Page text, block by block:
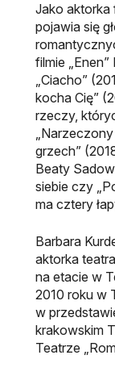
Jako aktorka
pojawia się
filmie
„Ciacho”
kocha Cię”
rzeczy,
grzech”
Beaty
siebie czy
ma cztery
Barbara
aktorka
na etacie w
2010 roku w
w
krakowskim
Teatrze